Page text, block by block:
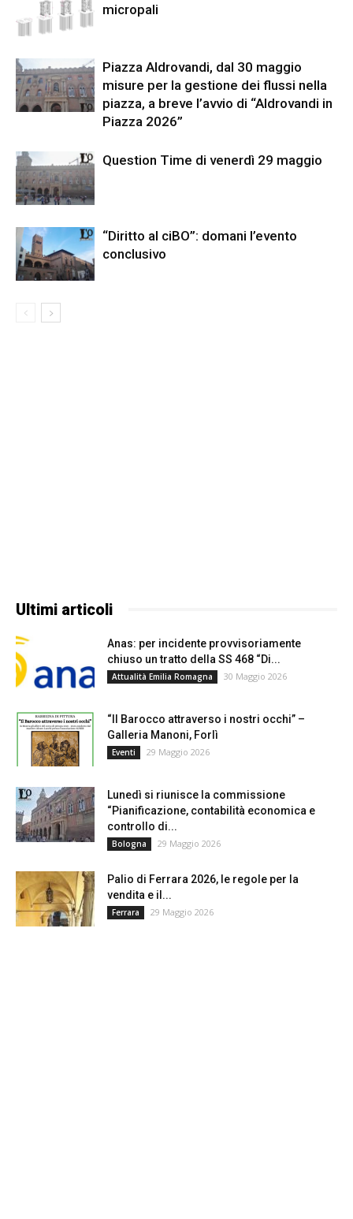
micropali
Piazza Aldrovandi, dal 30 maggio
misure per la gestione dei flussi nella
piazza, a breve l’avvio di “Aldrovandi in
Piazza 2026”
Question Time di venerdì 29 maggio
“Diritto al ciBO”: domani l’evento
conclusivo
Ultimi articoli
Anas: per incidente provvisoriamente
chiuso un tratto della SS 468 “Di...
Attualità Emilia Romagna 30 Maggio 2026
“Il Barocco attraverso i nostri occhi” –
Galleria Manoni, Forlì
Eventi 29 Maggio 2026
Lunedì si riunisce la commissione
“Pianificazione, contabilità economica e
controllo di...
Bologna 29 Maggio 2026
Palio di Ferrara 2026, le regole per la
vendita e il...
Ferrara 29 Maggio 2026